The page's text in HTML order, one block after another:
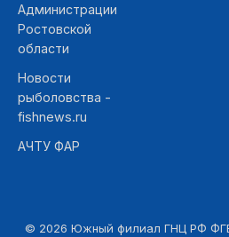
Администрации
Ростовской
области
Новости
рыболовства -
fishnews.ru
АЧТУ ФАР
© 2026 Южный филиал ГНЦ РФ